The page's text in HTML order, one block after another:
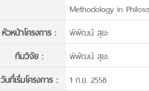
Methodology in
หัวหน้าโครงการ :
พิพัฒน์ สุยะ
ทีมวิจัย :
พิพัฒน์ สุยะ
วันที่เริ่มโครงการ :
1 ก.ย. 2558